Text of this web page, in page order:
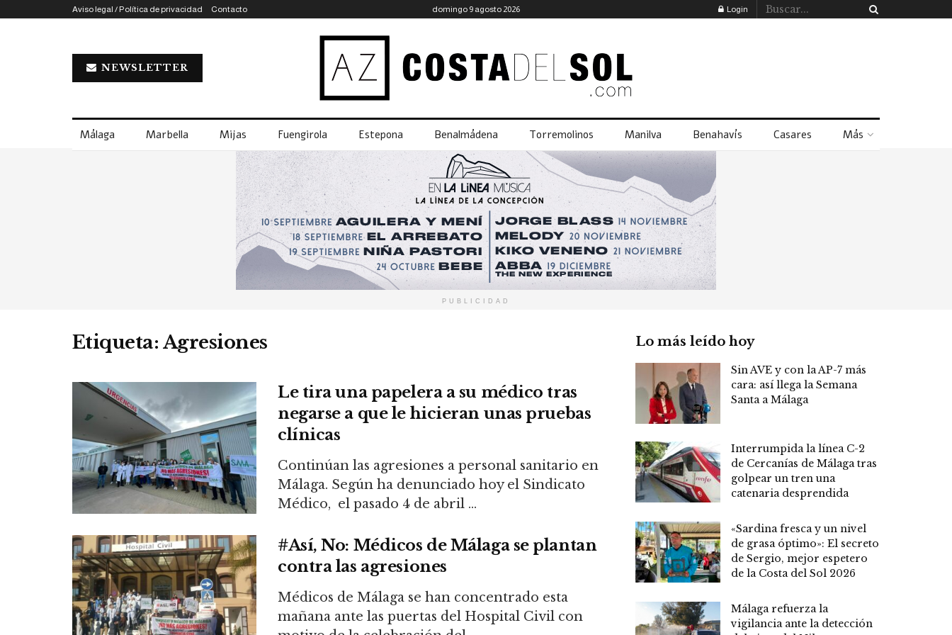
Aviso legal / Política de privacidad Contacto domingo 9 agosto 2026 Login
NEWSLETTER
Málaga Marbella Mijas Fuengirola Estepona Benalmádena Torremolinos Manilva Benahavís Casares Más
PUBLICIDAD
Etiqueta: Agresiones
Le tira una papelera a su médico tras
negarse a que le hicieran unas pruebas
clínicas
Continúan las agresiones a personal sanitario en
Málaga. Según ha denunciado hoy el Sindicato
Médico, el pasado 4 de abril ...
#Así, No: Médicos de Málaga se plantan
contra las agresiones
Médicos de Málaga se han concentrado esta
mañana ante las puertas del Hospital Civil con
Lo más leído hoy
Sin AVE y con la AP-7 más
cara: así llega la Semana
Santa a Málaga
Interrumpida la línea C-2
de Cercanías de Málaga tras
golpear un tren una
catenaria desprendida
«Sardina fresca y un nivel
de grasa óptimo»: El secreto
de Sergio, mejor espetero
de la Costa del Sol 2026
Málaga refuerza la
vigilancia ante la detección